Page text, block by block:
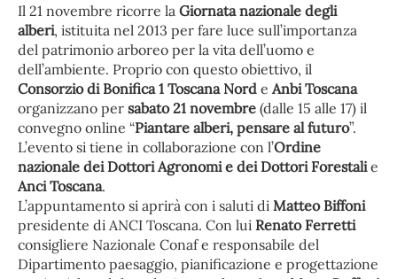
Il 21 novembre ricorre la Giornata nazionale degli
alberi, istituita nel 2013 per fare luce sull’importanza
del patrimonio arboreo per la vita dell’uomo e
dell’ambiente. Proprio con questo obiettivo, il
Consorzio di Bonifica 1 Toscana Nord e Anbi Toscana
organizzano per sabato 21 novembre (dalle 15 alle 17) il
convegno online “Piantare alberi, pensare al futuro”.
L’evento si tiene in collaborazione con l’Ordine
nazionale dei Dottori Agronomi e dei Dottori Forestalie
Anci Toscana.
L’appuntamento si aprirà con i saluti di Matteo Biffoni
presidente di ANCI Toscana. Con lui Renato Ferretti
consigliere Nazionale Conaf e responsabile del
Dipartimento paesaggio, pianificazione e progettazione